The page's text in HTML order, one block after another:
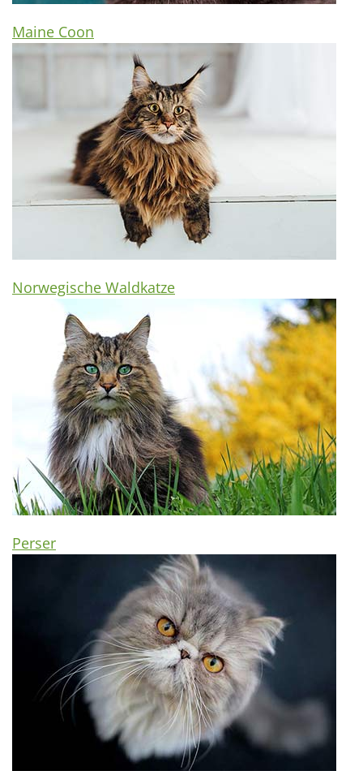
Maine Coon
Norwegische Waldkatze
Perser